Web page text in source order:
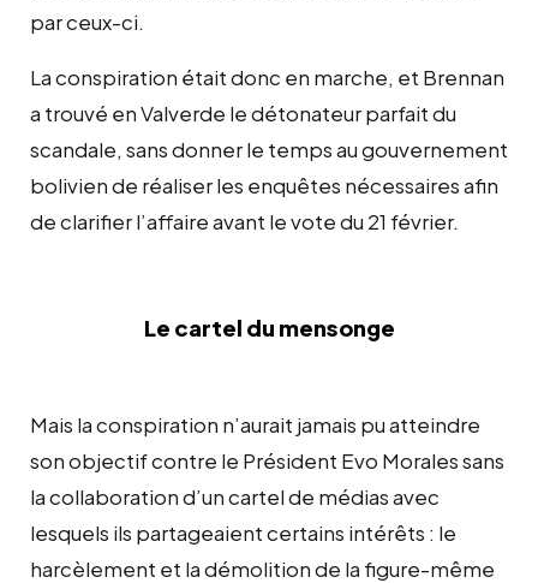
par ceux-ci.
La conspiration était donc en marche, et Brennan
a trouvé en Valverde le détonateur parfait du
scandale, sans donner le temps au gouvernement
bolivien de réaliser les enquêtes nécessaires afin
de clarifier l’affaire avant le vote du 21 février.
Le cartel du mensonge
Mais la conspiration n’aurait jamais pu atteindre
son objectif contre le Président Evo Morales sans
la collaboration d’un cartel de médias avec
lesquels ils partageaient certains intérêts : le
harcèlement et la démolition de la figure-même